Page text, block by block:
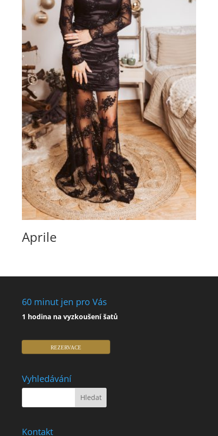
Aprile
60 minut jen pro Vás
1 hodina na vyzkoušení šatů
REZERVACE
Vyhledávání
Kontakt